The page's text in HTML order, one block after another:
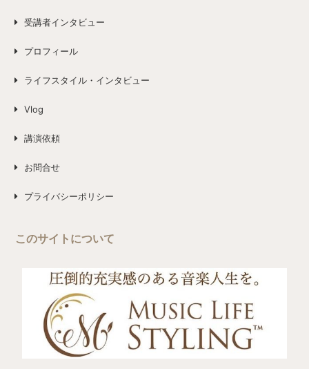
受講者インタビュー
プロフィール
ライフスタイル・インタビュー
Vlog
講演依頼
お問合せ
プライバシーポリシー
このサイトについて